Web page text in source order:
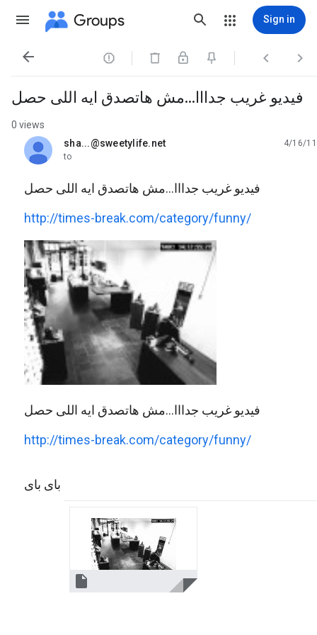
Groups Sign in
   
فيديو غريب جدااا...مش هاتصدق ايه اللى حصل
0 views
sha...@sweetylife.net
unread,
4/16/11
to
فيديو غريب جدااا...مش هاتصدق ايه اللى حصل
http://times-break.com/category/funny/
فيديو غريب جدااا...مش هاتصدق ايه اللى حصل
http://times-break.com/category/funny/
باى باى
